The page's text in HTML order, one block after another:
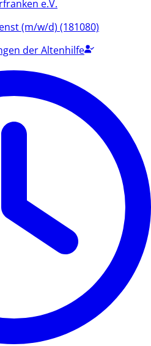
e.V.
(m/w/d) (181080)
der Altenhilfe